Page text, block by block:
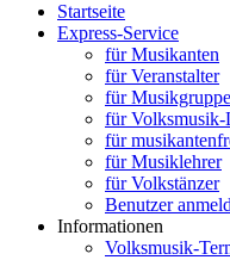
Startseite
Express-Service
für Musikanten
für Veranstalter
für
für Volksmusik-
für
für Musiklehrer
für Volkstänzer
Benutzer
Informationen
Volksmusik-